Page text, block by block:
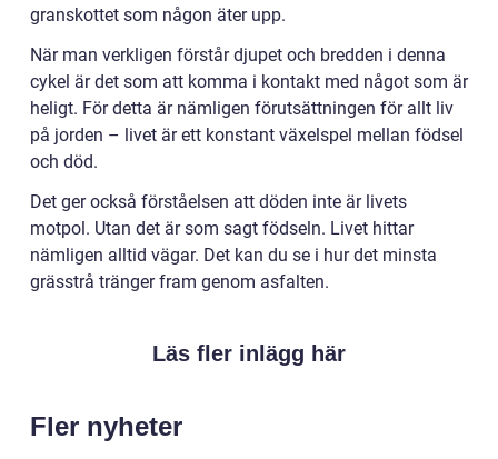
granskottet som någon äter upp.
När man verkligen förstår djupet och bredden i denna
cykel är det som att komma i kontakt med något som är
heligt. För detta är nämligen förutsättningen för allt liv
på jorden – livet är ett konstant växelspel mellan födsel
och död.
Det ger också förståelsen att döden inte är livets
motpol. Utan det är som sagt födseln. Livet hittar
nämligen alltid vägar. Det kan du se i hur det minsta
grässtrå tränger fram genom asfalten.
Läs fler inlägg här
Fler nyheter